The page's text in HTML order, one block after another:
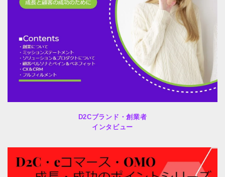
D2Cブランド・創業者
インタビュー